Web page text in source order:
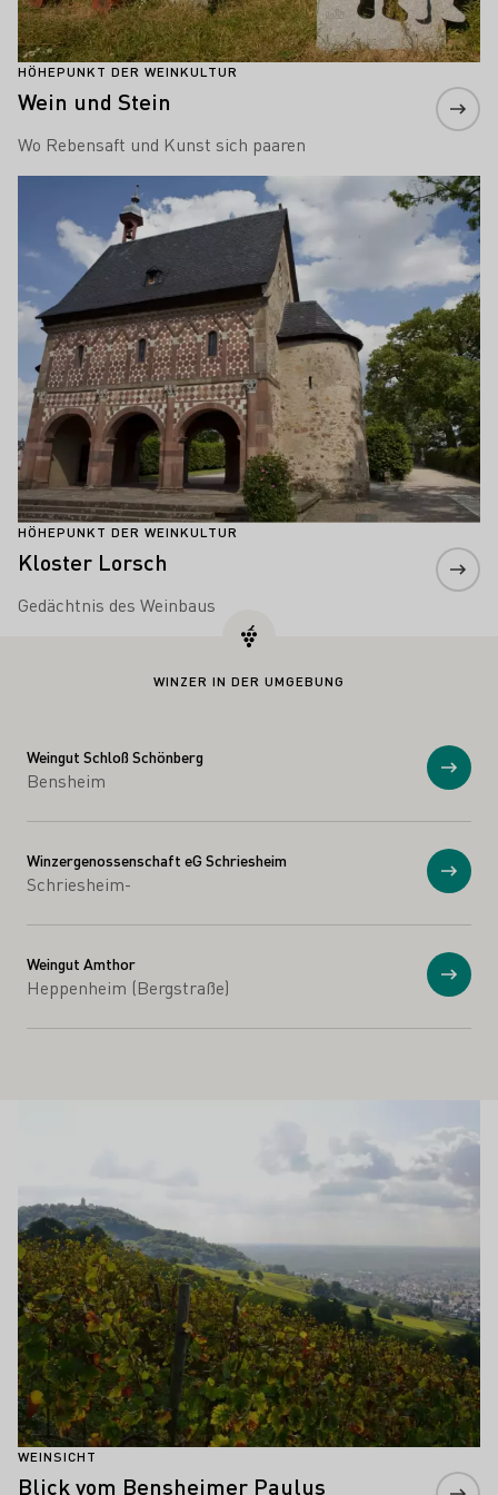
HÖHEPUNKT DER WEINKULTUR
Wein und Stein
Wo Rebensaft und Kunst sich paaren
HÖHEPUNKT DER WEINKULTUR
Kloster Lorsch
Gedächtnis des Weinbaus
WINZER IN DER UMGEBUNG
Weingut Schloß Schönberg
Bensheim
Winzergenossenschaft eG Schriesheim
Schriesheim-
Weingut Amthor
Heppenheim (Bergstraße)
WEINSICHT
Blick vom Bensheimer Paulus